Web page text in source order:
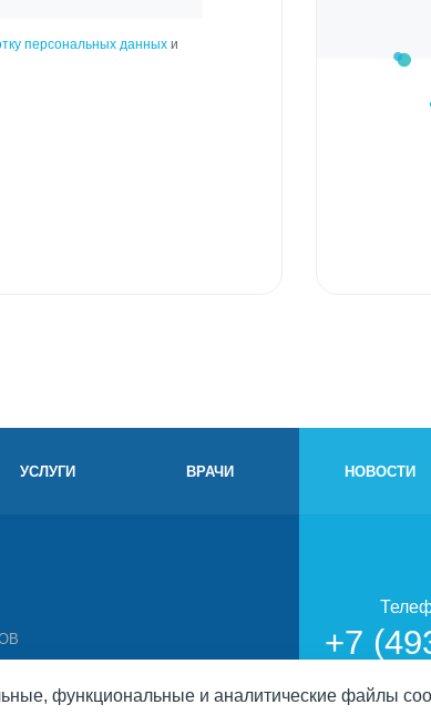
персональных данныхи
УСЛУГИ ВРАЧИ НОВОСТИ
+7
функциональные и аналитические файлы